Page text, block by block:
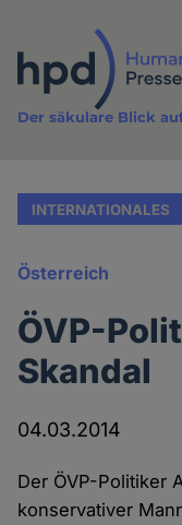
Inhalt
Der säkulare Blick
INTERNATIONALES
Österreich
ÖVP-
Skandal
04.03.2014
Der ÖVP-Politiker
konservativer